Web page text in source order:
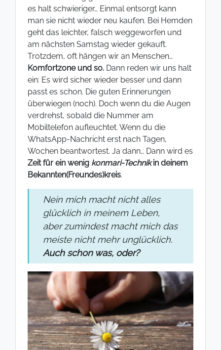
es halt schwieriger… Einmal entsorgt kann
man sie nicht wieder neu kaufen. Bei Hemden
geht das leichter, falsch weggeworfen und
am nächsten Samstag wieder gekauft.
Trotzdem, oft hängen wir an Menschen…
Komfortzone und so. Dann reden wir uns halt
ein: Es wird sicher wieder besser und dann
passt es schon. Die guten Erinnerungen
überwiegen (noch). Doch wenn du die Augen
verdrehst, sobald die Nummer am
Mobiltelefon aufleuchtet. Wenn du die
WhatsApp-Nachricht erst nach Tagen,
Wochen beantwortest. Ja dann… Dann wird es
Zeit für ein wenig konmari-Technikin deinem
Bekannten(Freundes)kreis.
Nein mich macht nicht alles
glücklich in meinem Leben,
aber zumindest macht mich das
meiste nicht mehr unglücklich.
Auch schon was, oder?